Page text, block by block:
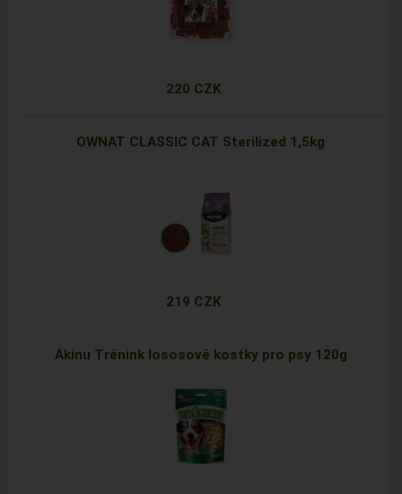
220 CZK
OWNAT CLASSIC CAT Sterilized 1,5kg
219 CZK
Akinu Trénink lososové kostky pro psy 120g